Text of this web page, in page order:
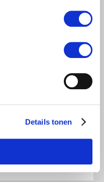
Details tonen
voor
zorgen over het
8e Actieprogramma
Lees meer